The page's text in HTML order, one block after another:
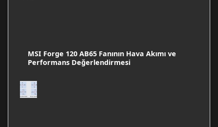
MSI Forge 120 AB65 Fanının Hava Akımı ve
Performans Değerlendirmesi